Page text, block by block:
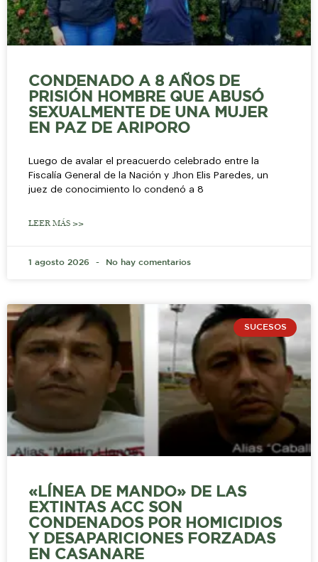
CONDENADO A 8 AÑOS DE
PRISIÓN HOMBRE QUE ABUSÓ
SEXUALMENTE DE UNA MUJER
EN PAZ DE ARIPORO
Luego de avalar el preacuerdo celebrado entre la
Fiscalía General de la Nación y Jhon Elis Paredes, un
juez de conocimiento lo condenó a 8
LEER MÁS >>
1 agosto 2026 No hay comentarios
SUCESOS
«LÍNEA DE MANDO» DE LAS
EXTINTAS ACC SON
CONDENADOS POR HOMICIDIOS
Y DESAPARICIONES FORZADAS
EN CASANARE